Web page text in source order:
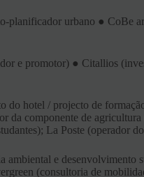
planificador urbano ● CoBe
e promotor) ● Citallios
do hotel / projecto de
da componente de
La Poste (operador
ambiental e
(consultoria de